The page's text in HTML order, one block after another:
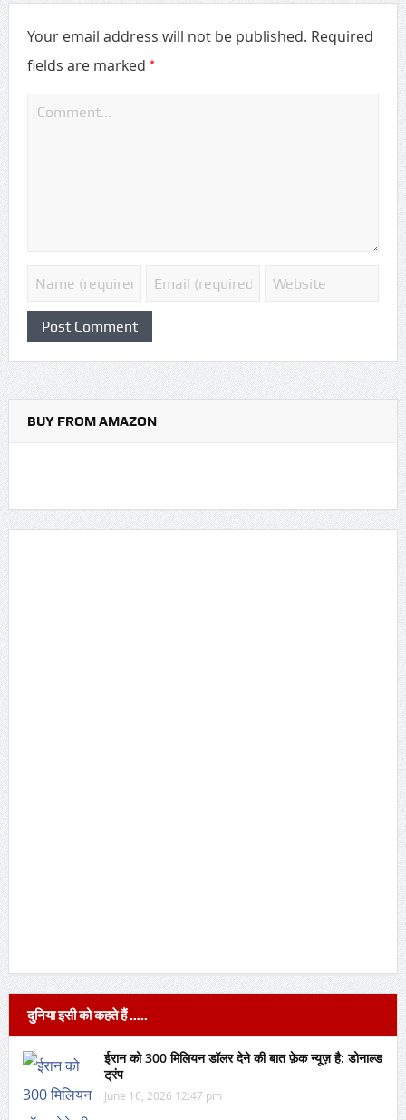
Your email address will not be published. Required
fields are marked *
BUY FROM AMAZON
दुनिया इसी को कहते हैं …..
ईरान को 300 मिलियन डॉलर देने की बात फ़ेक न्यूज़ है: डोनाल्ड
ट्रंप
June 16, 2026 12:47 pm